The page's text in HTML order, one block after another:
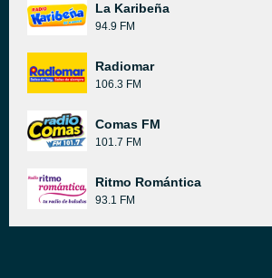
La Karibeña
94.9 FM
Radiomar
106.3 FM
Comas FM
101.7 FM
Ritmo Romántica
93.1 FM